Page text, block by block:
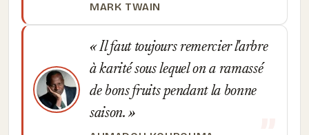
MARK TWAIN
Il faut toujours remercier l'arbre
à karité sous lequel on a ramassé
de bons fruits pendant la bonne
saison.